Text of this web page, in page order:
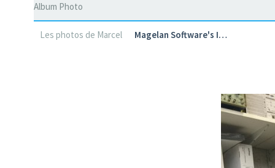
Album Photo
Les photos de Marcel Magelan Software's I…